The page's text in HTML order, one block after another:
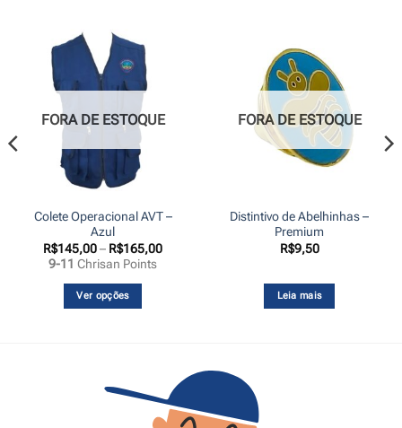
FORA DE ESTOQUE
Colete Operacional AVT –
Azul
R$145,00– R$165,00Faixa
9-11 Chrisan Points
Ver opções
variantes.
FORA DE ESTOQUE
Distintivo de Abelhinhas –
Premium
R$9,50
Leia mais